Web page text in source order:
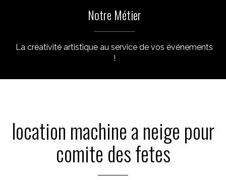
Notre Métier
La créativité artistique au service de vos événements
!
location machine a neige pour
comite des fetes